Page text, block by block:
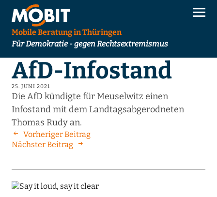
Mobile Beratung in Thüringen
Für Demokratie - gegen Rechtsextremismus
AfD-Infostand
25. JUNI 2021
Die AfD kündigte für Meuselwitz einen
Infostand mit dem Landtagsabgerodneten
Thomas Rudy an.
Vorheriger Beitrag
Nächster Beitrag